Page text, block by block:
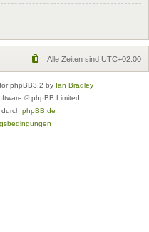
Alle Zeiten sind UTC+02:00
phpBB3.2 by Ian Bradley
© phpBB Limited
phpBB.de